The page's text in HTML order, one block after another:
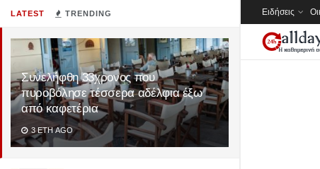
LATEST TRENDING
Συνελήφθη 33χρονος που
πυροβόλησε τέσσερα αδέλφια έξω
από καφετέρια
3 ΈΤΗ AGO
Ειδήσεις